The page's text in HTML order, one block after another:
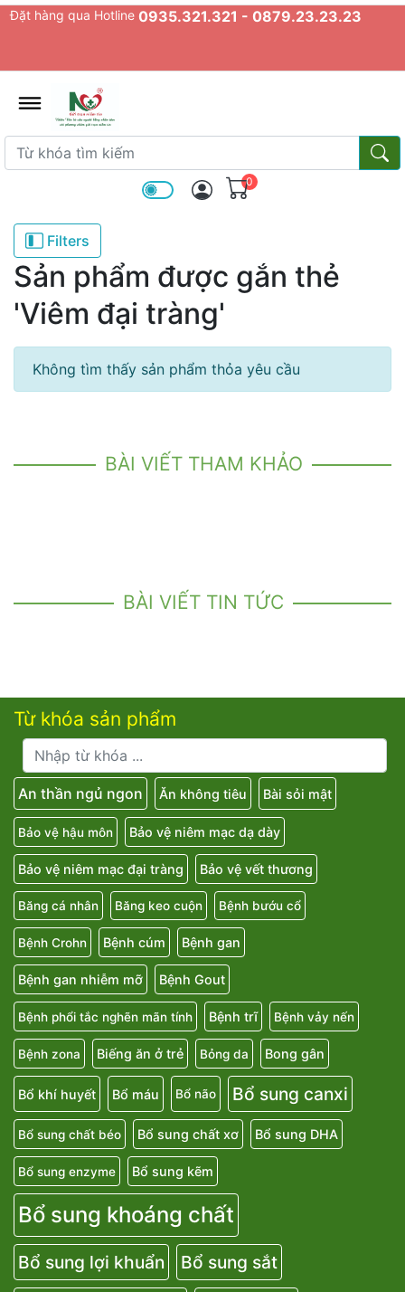
Đặt hàng qua Hotline 0935.321.321 - 0879.23.23.23
Từ khóa tìm kiếm
Từ
0
Filters
Sản phẩm được gắn thẻ
'Viêm đại tràng'
Không tìm thấy sản phẩm thỏa yêu cầu
BÀI VIẾT THAM KHẢO
BÀI VIẾT TIN TỨC
Từ khóa sản phẩm
An thần ngủ ngon Ăn không tiêu Bài sỏi mật
Bảo vệ hậu môn Bảo vệ niêm mạc dạ dày
Bảo vệ niêm mạc đại tràng Bảo vệ vết thương
Băng cá nhân Băng keo cuộn Bệnh bướu cổ
Bệnh Crohn Bệnh cúm Bệnh gan
Bệnh gan nhiễm mỡ Bệnh Gout
Bệnh phổi tắc nghẽn mãn tính Bệnh trĩ Bệnh vảy nến
Bệnh zona Biếng ăn ở trẻ Bỏng da Bong gân
Bổ khí huyết Bổ máu Bổ não Bổ sung canxi
Bổ sung chất béo Bổ sung chất xơ Bổ sung DHA
Bổ sung enzyme Bổ sung kẽm
Bổ sung khoáng chất
Bổ sung lợi khuẩn Bổ sung sắt